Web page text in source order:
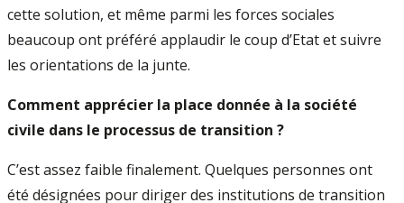
cette solution, et même parmi les forces sociales
beaucoup ont préféré applaudir le coup d’Etat et suivre
les orientations de la junte.
Comment apprécier la place donnée à la société
civile dans le processus de transition ?
C’est assez faible finalement. Quelques personnes ont
été désignées pour diriger des institutions de transition